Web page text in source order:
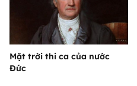
Mặt trời thi ca của nước
Đức